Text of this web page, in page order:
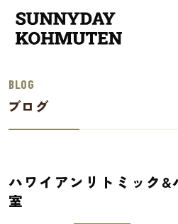
BLOG
ブログ
ハワイアンリトミック&
室